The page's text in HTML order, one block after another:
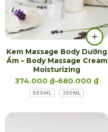
Kem Massage Body Dưỡng
Ẩm – Body Massage Cream
Moisturizing
374.000 ₫–680.000 ₫
500ML 250ML